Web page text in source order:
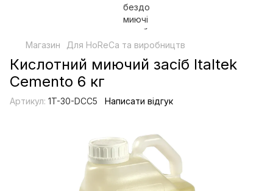
Магазин Для HoReCa та виробництв
Кислотний миючий засіб Italtek
Cemento 6 кг
Артикул: 1T-30-DCC5 Написати відгук